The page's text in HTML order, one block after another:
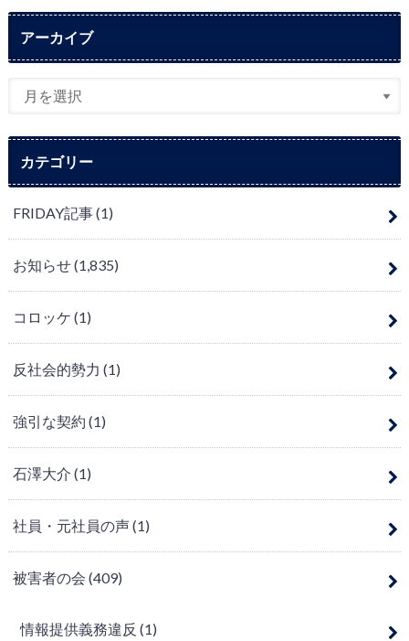
アーカイブ
カテゴリー
FRIDAY記事(1)
お知らせ(1,835)
コロッケ (1)
反社会的勢力 (1)
強引な契約 (1)
石澤大介 (1)
社員・元社員の声(1)
被害者の会 (409)
情報提供義務違反 (1)